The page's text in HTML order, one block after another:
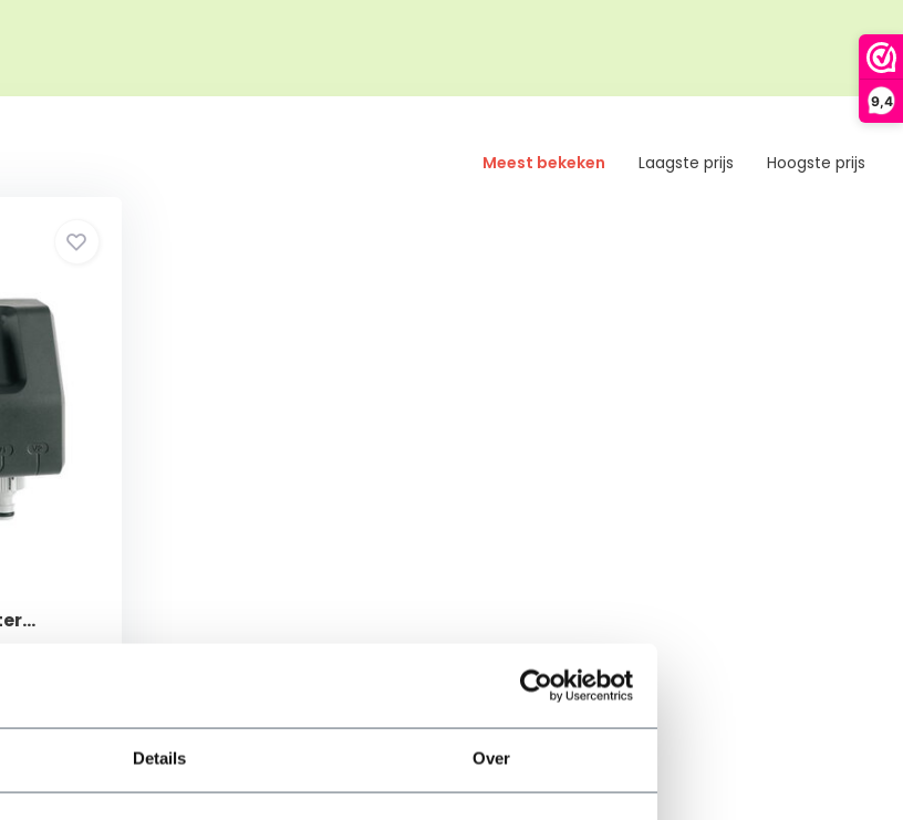
Details Over
9,4
Meest bekeken Laagste prijs Hoogste prijs
sensor te